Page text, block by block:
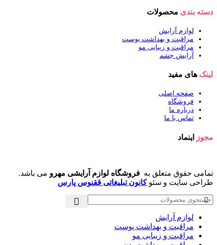
دسته بندی محصولات
لوازم آرایش
مراقبت و بهداشت پوست
مراقبت و زیبایی مو
آرایش چشم
لینک های مفید
صفحه اصلی
فروشگاه
درباره ما
تماس با ما
مجوز اینماد
تمامی حقوق متعلق به فروشگاه لوازم آرایشی مهرو می باشد.
طراحی سایت و سئوکانون تبلیغاتی ققنوس پارس
لوازم آرایش
مراقبت و بهداشت پوست
مراقبت و زیبایی مو